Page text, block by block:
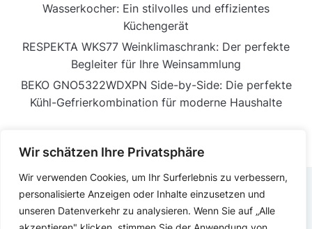
Wir schätzen Ihre Privatsphäre
Wir verwenden Cookies, um Ihr Surferlebnis zu verbessern,
personalisierte Anzeigen oder Inhalte einzusetzen und
unseren Datenverkehr zu analysieren. Wenn Sie auf „Alle
Wasserkocher: Ein stilvolles und effizientes
Küchengerät
RESPEKTA WKS77 Weinklimaschrank: Der perfekte
Begleiter für Ihre Weinsammlung
BEKO GNO5322WDXPN Side-by-Side: Die perfekte
Kühl-Gefrierkombination für moderne Haushalte
IMPRESSUM DATENSCHUTZERKLÄRUNG